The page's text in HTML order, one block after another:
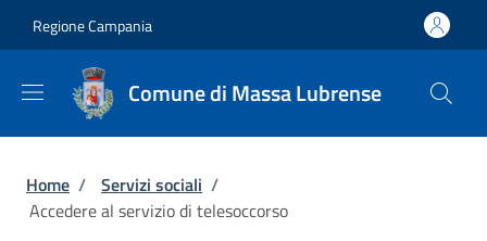
Regione Campania
Comune di Massa Lubrense
Briciole di pane
Home / Servizi sociali /
Accedere al servizio di telesoccorso